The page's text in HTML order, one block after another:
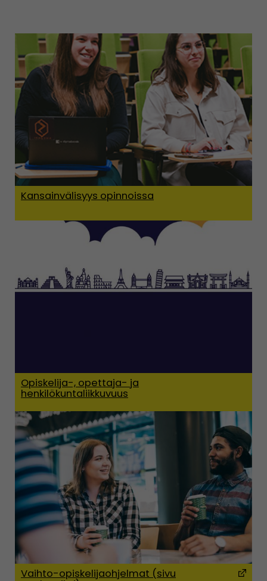
Kansainvälisyys opinnoissa
Opiskelija-, opettaja- ja
henkilökuntaliikkuvuus
Vaihto-opiskelijaohjelmat (sivu